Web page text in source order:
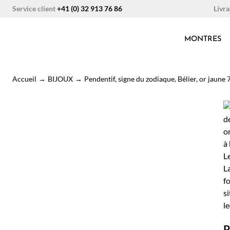
AllerService client+41 (0) 32 913 76 86
MONTRES
Accueil → BIJOUX → Pendentif, signe du zodiaque, Bélier, or jaune